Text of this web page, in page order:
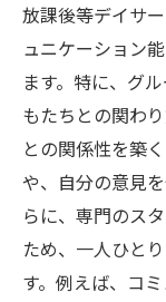
放課後等デイサ
ュニケーション
ます。特に、グ
もたちとの関わ
との関係性を築
や、自分の意見
らに、専門のス
ため、一人ひと
す。例えば、コ